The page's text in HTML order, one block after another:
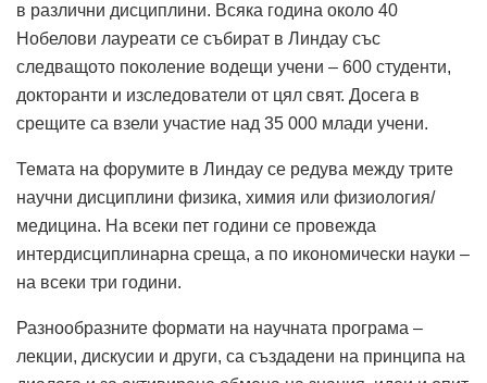
в различни дисциплини. Всяка година около 40
Нобелови лауреати се събират в Линдау със
следващото поколение водещи учени – 600 студенти,
докторанти и изследователи от цял свят. Досега в
срещите са взели участие над 35 000 млади учени.
Темата на форумите в Линдау се редува между трите
научни дисциплини физика, химия или физиология/
медицина. На всеки пет години се провежда
интердисциплинарна среща, а по икономически науки –
на всеки три години.
Разнообразните формати на научната програма –
лекции, дискусии и други, са създадени на принципа на